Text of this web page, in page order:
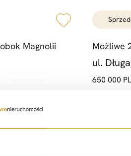
obok Magnolii
2 pokoje
Możliwe
ul.
650 000